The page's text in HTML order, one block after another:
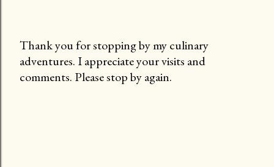
P
o
Thank you for stopping by my culinary
adventures. I appreciate your visits and
comments. Please stop by again.